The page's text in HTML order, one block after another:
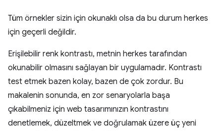
Tüm örnekler sizin için okunaklı olsa da bu durum herkes
için geçerli değildir.
Erişilebilir renk kontrastı, metnin herkes tarafından
okunabilir olmasını sağlayan bir uygulamadır. Kontrastı
test etmek bazen kolay, bazen de çok zordur. Bu
makalenin sonunda, en zor senaryolarla başa
çıkabilmeniz için web tasarımınızın kontrastını
denetlemek, düzeltmek ve doğrulamak üzere üç yeni